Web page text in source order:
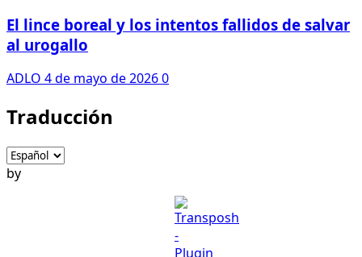
El lince boreal y los intentos fallidos de salvar
al urogallo
ADLO 4 de mayo de 20260
Traducción
by